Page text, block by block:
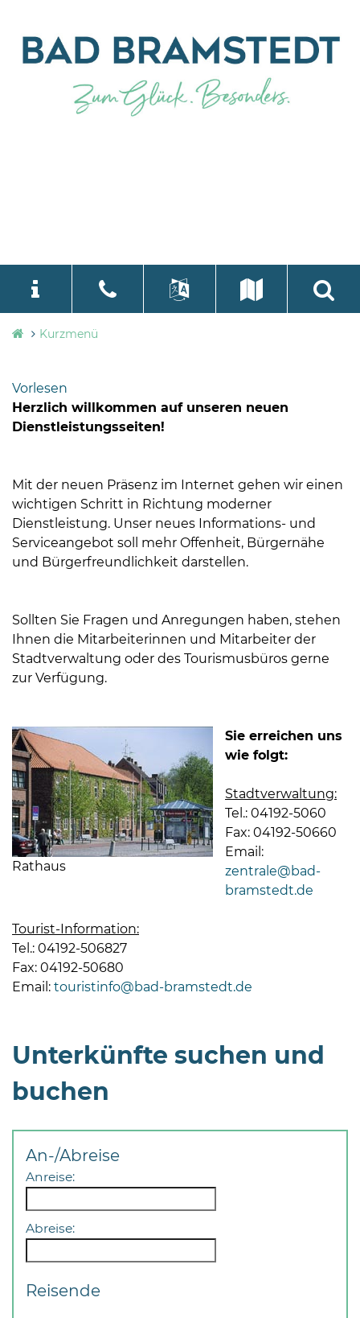
Stadtverwaltung
Bramstedt
Bleeck 15-
04192-
506-
zentrale@badbramstedt.de
Mo,
08
Uhr
und
14
außerhalb
der
Öffnungszeiten
Vereinbarung.
language
Kurzmenü
Vorlesen
Herzlich willkommen auf unseren neuen
Dienstleistungsseiten!
Mit der neuen Präsenz im Internet gehen wir einen
wichtigen Schritt in Richtung moderner
Dienstleistung. Unser neues Informations- und
Serviceangebot soll mehr Offenheit, Bürgernähe
und Bürgerfreundlichkeit darstellen.
Sollten Sie Fragen und Anregungen haben, stehen
Ihnen die Mitarbeiterinnen und Mitarbeiter der
Stadtverwaltung oder des Tourismusbüros gerne
zur Verfügung.
Rathaus
Sie erreichen uns
wie folgt:
Stadtverwaltung:
Tel.: 04192-5060
Fax: 04192-50660
Email:
zentrale@bad-
bramstedt.de
Tourist-Information:
Tel.: 04192-506827
Fax: 04192-50680
Email: touristinfo@bad-bramstedt.de
Unterkünfte suchen und
buchen
An-/Abreise
Anreise:
Abreise:
Reisende